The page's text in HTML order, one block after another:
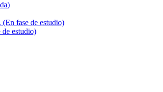
(En fase de estudio)
de estudio)